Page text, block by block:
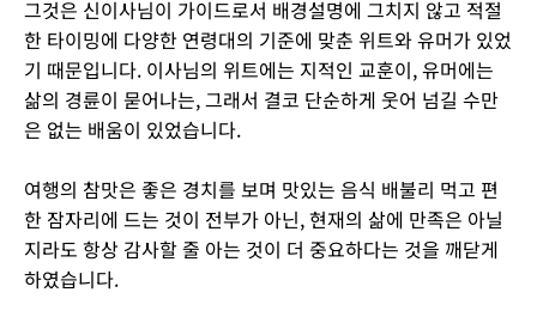
그것은 신이사님이 가이드로서 배경설명에 그치지 않고 적절
한 타이밍에 다양한 연령대의 기준에 맞춘 위트와 유머가 있었
기 때문입니다. 이사님의 위트에는 지적인 교훈이, 유머에는
삶의 경륜이 묻어나는, 그래서 결코 단순하게 웃어 넘길 수만
은 없는 배움이 있었습니다.
여행의 참맛은 좋은 경치를 보며 맛있는 음식 배불리 먹고 편
한 잠자리에 드는 것이 전부가 아닌, 현재의 삶에 만족은 아닐
지라도 항상 감사할 줄 아는 것이 더 중요하다는 것을 깨닫게
하였습니다.